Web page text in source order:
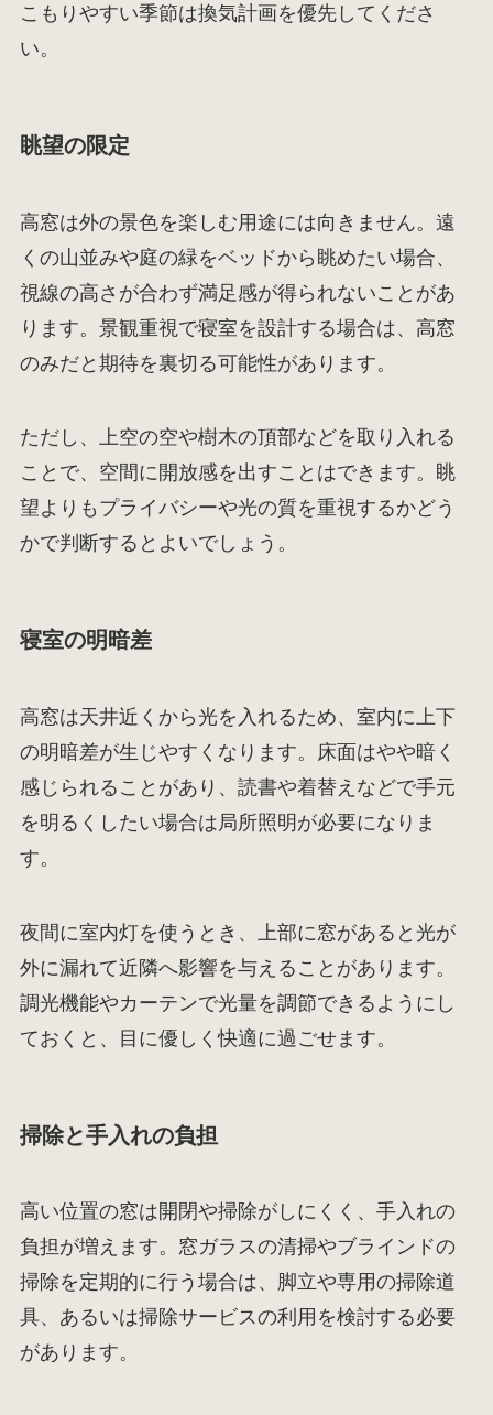
こもりやすい季節は換気計画を優先してくださ
い。
眺望の限定
高窓は外の景色を楽しむ用途には向きません。遠
くの山並みや庭の緑をベッドから眺めたい場合、
視線の高さが合わず満足感が得られないことがあ
ります。景観重視で寝室を設計する場合は、高窓
のみだと期待を裏切る可能性があります。
ただし、上空の空や樹木の頂部などを取り入れる
ことで、空間に開放感を出すことはできます。眺
望よりもプライバシーや光の質を重視するかどう
かで判断するとよいでしょう。
寝室の明暗差
高窓は天井近くから光を入れるため、室内に上下
の明暗差が生じやすくなります。床面はやや暗く
感じられることがあり、読書や着替えなどで手元
を明るくしたい場合は局所照明が必要になりま
す。
夜間に室内灯を使うとき、上部に窓があると光が
外に漏れて近隣へ影響を与えることがあります。
調光機能やカーテンで光量を調節できるようにし
ておくと、目に優しく快適に過ごせます。
掃除と手入れの負担
高い位置の窓は開閉や掃除がしにくく、手入れの
負担が増えます。窓ガラスの清掃やブラインドの
掃除を定期的に行う場合は、脚立や専用の掃除道
具、あるいは掃除サービスの利用を検討する必要
があります。